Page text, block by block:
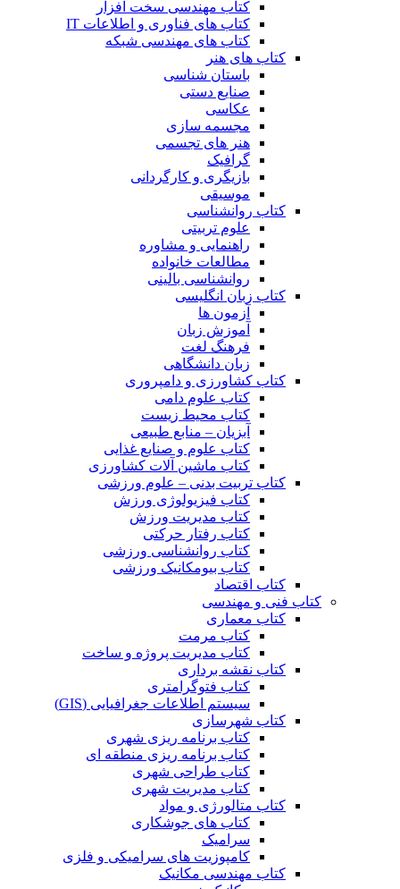
کتاب مهندسی سخت افزار
کتاب های فناوری و اطلاعات IT
کتاب های مهندسی شبکه
کتاب های هنر
باستان شناسی
صنایع دستی
عکاسی
مجسمه سازی
هنر های تجسمی
گرافیک
بازیگری و کارگردانی
موسیقی
کتاب روانشناسی
علوم تربیتی
راهنمایی و مشاوره
مطالعات خانواده
روانشناسی بالینی
کتاب زبان انگلیسی
آزمون ها
آموزش زبان
فرهنگ لغت
زبان دانشگاهی
کتاب کشاورزی و دامپروری
کتاب علوم دامی
کتاب محیط زیست
آبزیان – منابع طبیعی
کتاب علوم و صنایع غذایی
کتاب ماشین آلات کشاورزی
کتاب تربیت بدنی – علوم ورزشی
کتاب فیزیولوژی ورزش
کتاب مدیریت ورزش
کتاب رفتار حرکتی
کتاب روانشناسی ورزشی
کتاب بیومکانیک ورزشی
کتاب اقتصاد
کتاب فنی و مهندسی
کتاب معماری
کتاب مرمت
کتاب مدیریت پروژه و ساخت
کتاب نقشه برداری
کتاب فتوگرامتری
سیستم اطلاعات جغرافیایی (GIS)
کتاب شهرسازی
کتاب برنامه ریزی شهری
کتاب برنامه ریزی منطقه ای
کتاب طراحی شهری
کتاب مدیریت شهری
کتاب متالورژی و مواد
کتاب های جوشکاری
سرامیک
کامپوزیت های سرامیکی و فلزی
کتاب مهندسی مکانیک